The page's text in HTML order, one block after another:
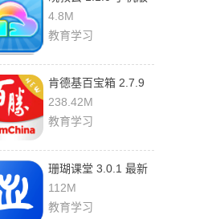
4.8M
教育学习
肯德基百宝箱 2.7.9
官方版
238.42M
教育学习
珊瑚课堂 3.0.1 最新
版
112M
教育学习